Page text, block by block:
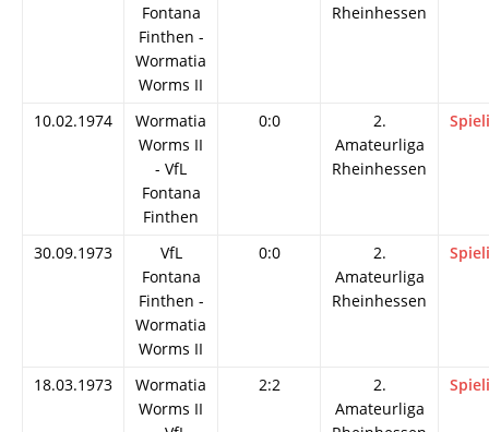
Fontana
Finthen -
Wormatia
Worms II
Rheinhessen
10.02.1974
Wormatia
Worms II
- VfL
Fontana
Finthen
0:0
2.
Amateurliga
Rheinhessen
30.09.1973
VfL
Fontana
Finthen -
Wormatia
Worms II
0:0
2.
Amateurliga
Rheinhessen
18.03.1973
Wormatia
Worms II
2:2
2.
Amateurliga